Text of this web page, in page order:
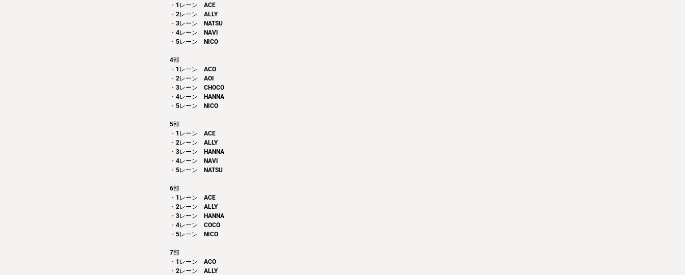
・1レーン　ACE
・2レーン　ALLY
・3レーン　NATSU
・4レーン　NAVI
・5レーン　NICO
4部
・1レーン　ACO
・2レーン　AOI
・3レーン　CHOCO
・4レーン　HANNA
・5レーン　NICO
5部
・1レーン　ACE
・2レーン　ALLY
・3レーン　HANNA
・4レーン　NAVI
・5レーン　NATSU
6部
・1レーン　ACE
・2レーン　ALLY
・3レーン　HANNA
・4レーン　COCO
・5レーン　NICO
7部
・1レーン　ACO
・2レーン　ALLY